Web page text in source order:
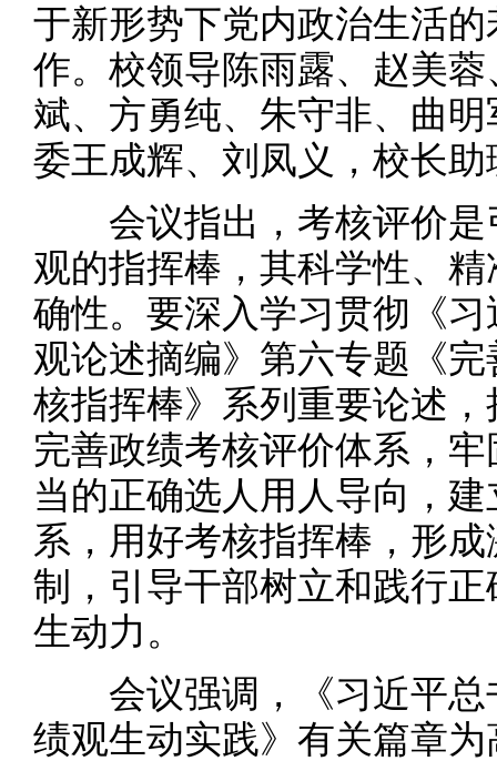
于新形势下党内政治生活
作。校领导陈雨露、赵美
斌、方勇纯、朱守非、曲
委王成辉、刘凤义，校长
会议指出，考核评价是
观的指挥棒，其科学性、
确性。要深入学习贯彻《
观论述摘编》第六专题《
核指挥棒》系列重要论述
完善政绩考核评价体系，
当的正确选人用人导向，
系，用好考核指挥棒，形
制，引导干部树立和践行
生动力。
会议强调，《习近平总
绩观生动实践》有关篇章